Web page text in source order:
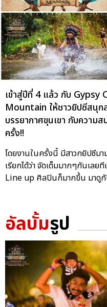
เข้าสู่ปีที่ 4 แล้ว กับ
Mountain ให้ชาวยิปซีสนุก
บรรยากาศขุนเขา กับความ
ครั้ง!!
โดยงานในครั้งนี้ มีสาวกยิปซีม
เรียกได้ว่า จัดเต็มมากๆกันเล
Line up ศิลปินก็มากขึ้น มาดูกั
อัลบั้มรูป